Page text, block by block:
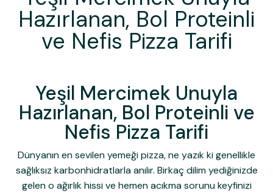
Hazırlanan, Bol Proteinli
ve Nefis Pizza Tarifi
Yeşil Mercimek Unuyla
Hazırlanan, Bol Proteinli ve
Nefis Pizza Tarifi
Dünyanın en sevilen yemeği pizza, ne yazık ki genellikle
sağlıksız karbonhidratlarla anılır. Birkaç dilim yediğinizde
gelen o ağırlık hissi ve hemen acıkma sorunu keyfinizi